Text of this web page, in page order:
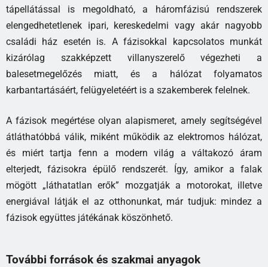
tápellátással is megoldható, a háromfázisú rendszerek
elengedhetetlenek ipari, kereskedelmi vagy akár nagyobb
családi ház esetén is. A fázisokkal kapcsolatos munkát
kizárólag szakképzett villanyszerelő végezheti a
balesetmegelőzés miatt, és a hálózat folyamatos
karbantartásáért, felügyeletéért is a szakemberek felelnek.
A fázisok megértése olyan alapismeret, amely segítségével
átláthatóbbá válik, miként működik az elektromos hálózat,
és miért tartja fenn a modern világ a váltakozó áram
elterjedt, fázisokra épülő rendszerét. Így, amikor a falak
mögött „láthatatlan erők” mozgatják a motorokat, illetve
energiával látják el az otthonunkat, már tudjuk: mindez a
fázisok együttes játékának köszönhető.
További források és szakmai anyagok